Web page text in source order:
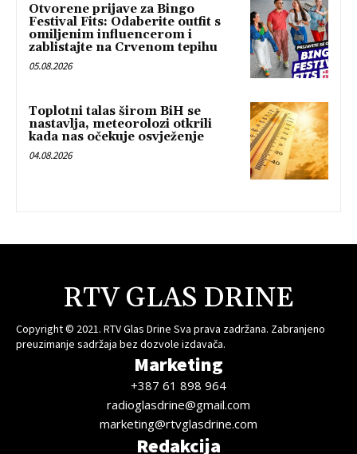
Otvorene prijave za Bingo
Festival Fits: Odaberite outfit s
omiljenim influencerom i
zablistajte na Crvenom tepihu
05.08.2026
Toplotni talas širom BiH se
nastavlja, meteorolozi otkrili
kada nas očekuje osvježenje
04.08.2026
RTV GLAS DRINE
Copyright © 2021. RTV Glas Drine Sva prava zadržana. Zabranjeno
preuzimanje sadržaja bez dozvole izdavača.
Marketing
+387 61 898 964
radioglasdrine@gmail.com
marketing@rtvglasdrine.com
Redakcija